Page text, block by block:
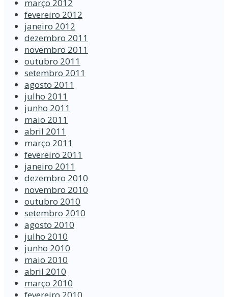
março 2012
fevereiro 2012
janeiro 2012
dezembro 2011
novembro 2011
outubro 2011
setembro 2011
agosto 2011
julho 2011
junho 2011
maio 2011
abril 2011
março 2011
fevereiro 2011
janeiro 2011
dezembro 2010
novembro 2010
outubro 2010
setembro 2010
agosto 2010
julho 2010
junho 2010
maio 2010
abril 2010
março 2010